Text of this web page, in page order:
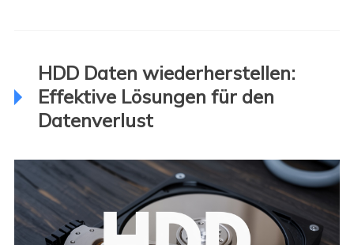
HDD Daten wiederherstellen:
Effektive Lösungen für den
Datenverlust